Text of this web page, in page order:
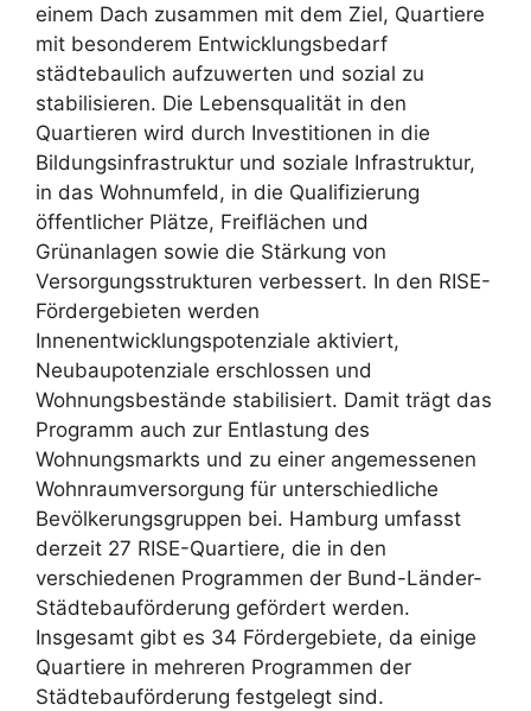
einem Dach zusammen mit dem Ziel, Quartiere
mit besonderem Entwicklungsbedarf
städtebaulich aufzuwerten und sozial zu
stabilisieren. Die Lebensqualität in den
Quartieren wird durch Investitionen in die
Bildungsinfrastruktur und soziale Infrastruktur,
in das Wohnumfeld, in die Qualifizierung
öffentlicher Plätze, Freiflächen und
Grünanlagen sowie die Stärkung von
Versorgungsstrukturen verbessert. In den RISE-
Fördergebieten werden
Innenentwicklungspotenziale aktiviert,
Neubaupotenziale erschlossen und
Wohnungsbestände stabilisiert. Damit trägt das
Programm auch zur Entlastung des
Wohnungsmarkts und zu einer angemessenen
Wohnraumversorgung für unterschiedliche
Bevölkerungsgruppen bei. Hamburg umfasst
derzeit 27 RISE-Quartiere, die in den
verschiedenen Programmen der Bund-Länder-
Städtebauförderung gefördert werden.
Insgesamt gibt es 34 Fördergebiete, da einige
Quartiere in mehreren Programmen der
Städtebauförderung festgelegt sind.